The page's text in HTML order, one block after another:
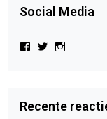
Social Media
Bekijk
Beauty-
Bekijk
op
Twitter
op
Recente